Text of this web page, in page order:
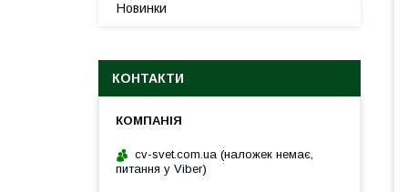
Новинки
КОНТАКТИ
cv-svet.com.ua (наложек немає,
питання у Viber)